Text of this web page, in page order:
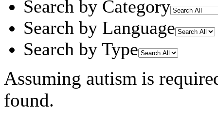
Search by Category
Search by Language
Search by Type
Assuming autism is
found.